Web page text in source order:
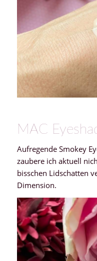
MAC
Aufregende Smokey
zaubere ich aktuell
bisschen Lidschatten
Dimension.